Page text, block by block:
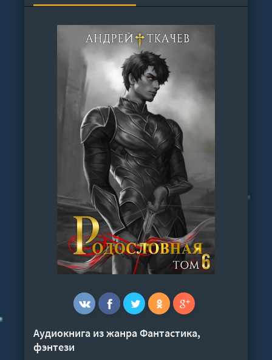
АУДИОКНИГЕ
Аудиокнига из жанраФантастика,
фэнтези